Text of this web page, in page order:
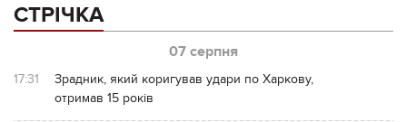
СТРІЧКА
07 серпня
17:31
Зрадник, який коригував удари по Харкову,
отримав 15 років